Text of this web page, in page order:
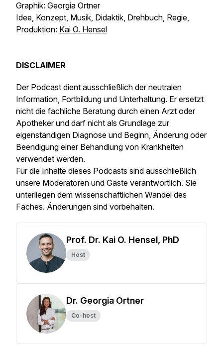
Graphik: Georgia Ortner
Idee, Konzept, Musik, Didaktik, Drehbuch, Regie,
Produktion: Kai O. Hensel
DISCLAIMER
Der Podcast dient ausschließlich der neutralen
Information, Fortbildung und Unterhaltung. Er ersetzt
nicht die fachliche Beratung durch einen Arzt oder
Apotheker und darf nicht als Grundlage zur
eigenständigen Diagnose und Beginn, Änderung oder
Beendigung einer Behandlung von Krankheiten
verwendet werden.
Für die Inhalte dieses Podcasts sind ausschließlich
unsere Moderatoren und Gäste verantwortlich. Sie
unterliegen dem wissenschaftlichen Wandel des
Faches. Änderungen sind vorbehalten.
Prof. Dr. Kai O. Hensel, PhD
Host
Dr. Georgia Ortner
Co-host